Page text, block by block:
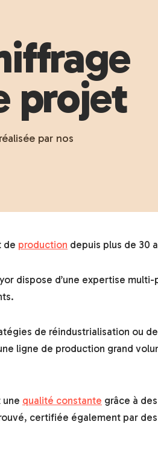
projet
par nos
de production depuis plus de 30
dispose d’une expertise
de réindustrialisation ou
ligne de production grand
qualité constante grâce à
certifiée également par